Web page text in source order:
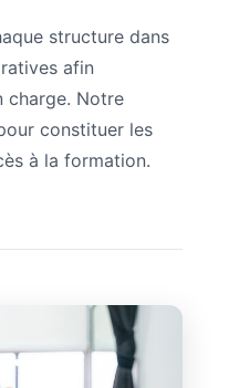
structure dans
afin
charge. Notre
constituer les
à la formation.